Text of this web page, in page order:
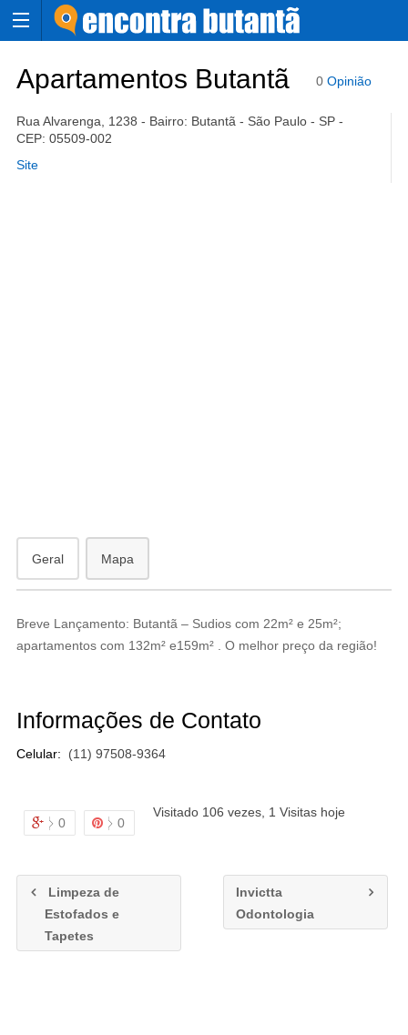
Apartamentos Butantã 0 Opinião
Rua Alvarenga, 1238 - Bairro: Butantã - São Paulo - SP -
CEP: 05509-002
Site
Geral Mapa
Breve Lançamento: Butantã – Sudios com 22m² e 25m²;
apartamentos com 132m² e159m² . O melhor preço da região!
Informações de Contato
Celular: (11) 97508-9364
0 0
Visitado 106 vezes, 1 Visitas hoje
Limpeza de
Estofados e
Tapetes
Invictta
Odontologia